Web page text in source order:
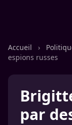
Accueil ›
espions russes
par